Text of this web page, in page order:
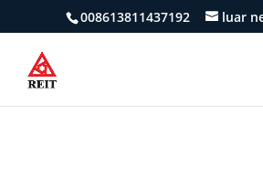
008613811437192 luar